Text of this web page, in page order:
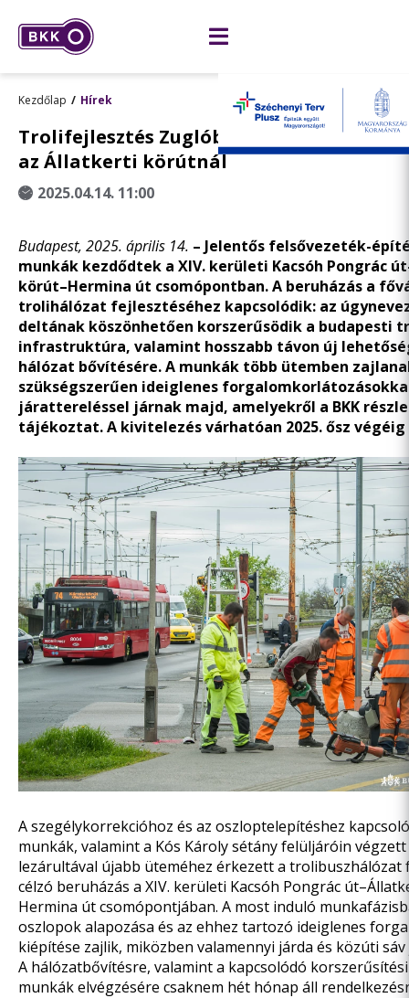
Kezdőlap Hírek
Trolifejlesztés Zuglóban: már épül az új
az Állatkerti körútnál
2025.04.14. 11:00
Budapest, 2025. április 14. – Jelentős felsővezeték-
munkák kezdődtek a XIV. kerületi Kacsóh Pongrác
körút–Hermina út csomópontban. A beruházás a
trolihálózat fejlesztéséhez kapcsolódik: az
deltának köszönhetően korszerűsödik a budapesti
infrastruktúra, valamint hosszabb távon új
hálózat bővítésére. A munkák több ütemben
szükségszerűen ideiglenes
járattereléssel járnak majd, amelyekről a BKK
tájékoztat. A kivitelezés várhatóan 2025. ősz
A szegélykorrekcióhoz és az oszloptelepítéshez
munkák, valamint a Kós Károly sétány felüljáróin
lezárultával újabb üteméhez érkezett a trolibuszhálózat
célzó beruházás a XIV. kerületi Kacsóh Pongrác
Hermina út csomópontjában. A most induló
oszlopok alapozása és az ehhez tartozó ideiglenes
kiépítése zajlik, miközben valamennyi járda és közúti
A hálózatbővítésre, valamint a kapcsolódó
munkák elvégzésére csaknem hét hónap áll